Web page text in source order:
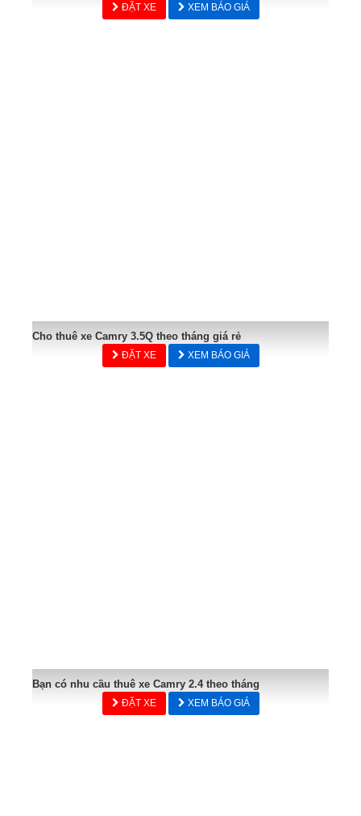
ĐẶT XE XEM BÁO GIÁ
Cho thuê xe Camry 3.5Q theo tháng giá rẻ
ĐẶT XE XEM BÁO GIÁ
Bạn có nhu cầu thuê xe Camry 2.4 theo tháng
ĐẶT XE XEM BÁO GIÁ